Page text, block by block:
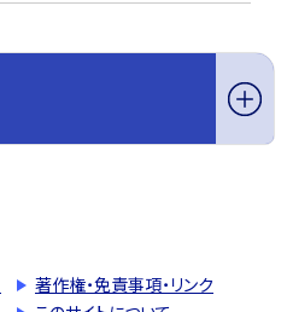
著作権・免責事項・リンク